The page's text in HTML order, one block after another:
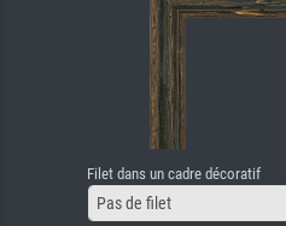
Filet dans un cadre décoratif
Pas de filet